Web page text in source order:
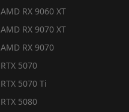
AMD RX 9060 XT
AMD RX 9070 XT
AMD RX 9070
RTX 5070
RTX 5070 Ti
RTX 5080